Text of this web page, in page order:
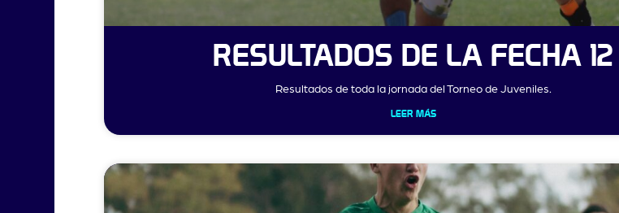
RESULTADOS DE LA FECHA 12
Resultados de toda la jornada del Torneo de Juveniles.
LEER MÁS